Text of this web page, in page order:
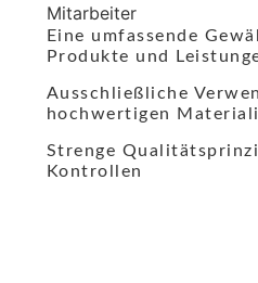
Mitarbeiter
Eine umfassende
Produkte und
Ausschließliche
hochwertigen
Strenge
Kontrollen